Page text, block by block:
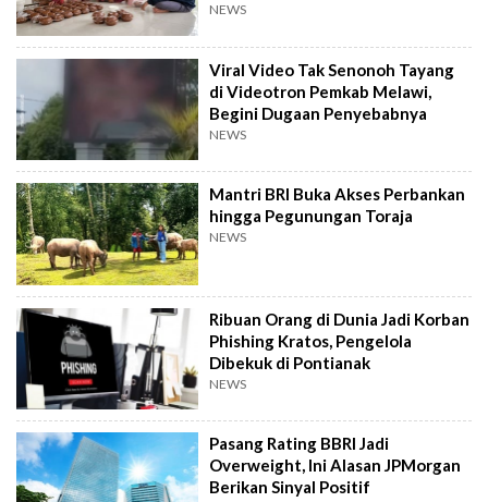
NEWS
Viral Video Tak Senonoh Tayang
di Videotron Pemkab Melawi,
Begini Dugaan Penyebabnya
NEWS
Mantri BRI Buka Akses Perbankan
hingga Pegunungan Toraja
NEWS
Ribuan Orang di Dunia Jadi Korban
Phishing Kratos, Pengelola
Dibekuk di Pontianak
NEWS
Pasang Rating BBRI Jadi
Overweight, Ini Alasan JPMorgan
Berikan Sinyal Positif